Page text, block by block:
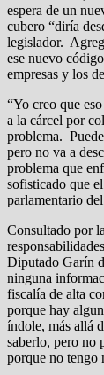
espera de un
cubero “diría
legislador.
ese nuevo
empresas y los
“Yo creo que
a la cárcel por
problema.
pero no va a
problema que
sofisticado que
parlamentario
Consultado por
Diputado Garín
ninguna
fiscalía de alta
porque hay
índole, más allá
saberlo, pero no
porque no tengo